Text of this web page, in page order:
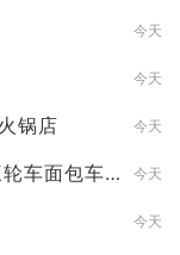
今天
今天
锅店 今天
车面包车
今天
今天